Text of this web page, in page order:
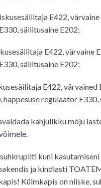
E422,
säilitusaine E202;
E422, värvaine
säilitusaine E202;
E422, värvained
happesuse regulaator
kahjulikku mõju
kuni kasutamiseni
ja kindlasti
Külmkapis on niiske,